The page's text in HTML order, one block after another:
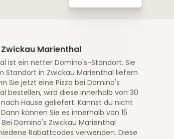
Marienthal
ist ein netter Domino's-Standort. Sie
Standort in Zwickau Marienthal liefern
Sie jetzt eine Pizza bei Domino's
bestellen, wird diese innerhalb von 30
Hause geliefert. Kannst du nicht
können Sie es innerhalb von 15
Domino's Zwickau Marienthal
Rabattcodes verwenden. Diese